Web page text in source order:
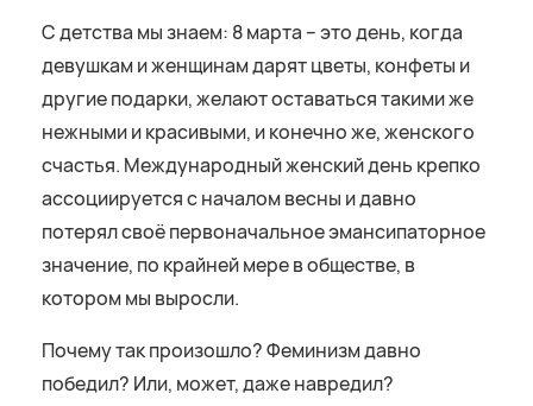
С детства мы знаем: 8 марта – это день, когда
девушкам и женщинам дарят цветы, конфеты и
другие подарки, желают оставаться такими же
нежными и красивыми, и конечно же, женского
счастья. Международный женский день крепко
ассоциируется с началом весны и давно
потерял своё первоначальное эмансипаторное
значение, по крайней мере в обществе, в
котором мы выросли.
Почему так произошло? Феминизм давно
победил? Или, может, даже навредил?